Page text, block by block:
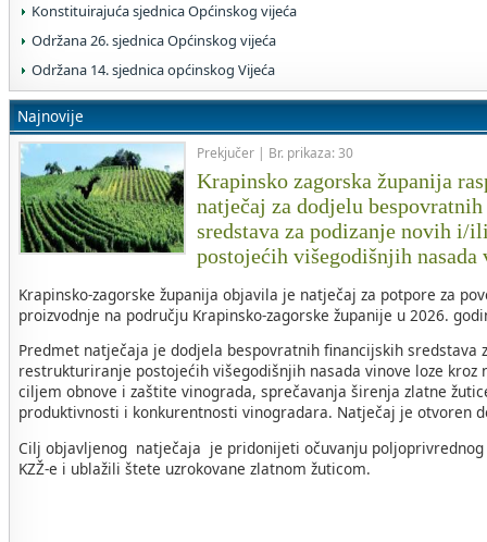
Konstituirajuća sjednica Općinskog vijeća
Održana 26. sjednica Općinskog vijeća
Održana 14. sjednica općinskog Vijeća
Najnovije
Prekjučer | Br. prikaza: 30
Krapinsko zagorska županija
natječaj za dodjelu
sredstava za podizanje novih i/
postojećih višegodišnjih nasada
Krapinsko-zagorske županija objavila je natječaj za potpore za
proizvodnje na području Krapinsko-zagorske županije u 2026.
Predmet natječaja je dodjela bespovratnih financijskih sredstava
restrukturiranje postojećih višegodišnjih nasada vinove loze kroz
ciljem obnove i zaštite vinograda, sprečavanja širenja zlatne
produktivnosti i konkurentnosti vinogradara. Natječaj je otvoren
Cilj objavljenog natječaja je pridonijeti očuvanju
KZŽ-e i ublažili štete uzrokovane zlatnom žuticom.